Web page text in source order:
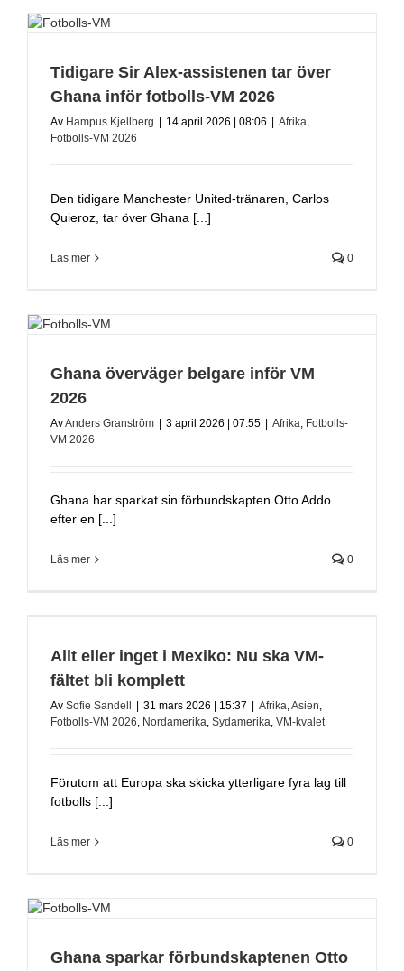
Tidigare Sir Alex-assistenen tar över
Ghana inför fotbolls-VM 2026
Av Hampus Kjellberg | 14 april 2026 | 08:06 | Afrika,
Fotbolls-VM 2026
Den tidigare Manchester United-tränaren, Carlos
Quieroz, tar över Ghana [...]
Läs mer 0
Ghana överväger belgare inför VM
2026
AvAnders Granström | 3 april 2026 | 07:55 | Afrika, Fotbolls-
VM 2026
Ghana har sparkat sin förbundskapten Otto Addo
efter en [...]
Läs mer 0
Allt eller inget i Mexiko: Nu ska VM-
fältet bli komplett
Av Sofie Sandell | 31 mars 2026 | 15:37 | Afrika,Asien,
Fotbolls-VM 2026, Nordamerika, Sydamerika, VM-kvalet
Förutom att Europa ska skicka ytterligare fyra lag till
fotbolls [...]
Läs mer 0
Ghana sparkar förbundskaptenen Otto